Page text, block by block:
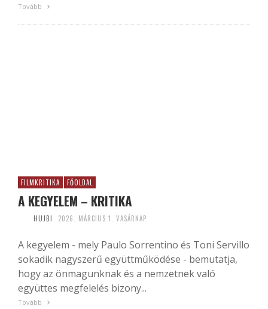
Tovább
FILMKRITIKA FŐOLDAL
A KEGYELEM – KRITIKA
HUJBI 2026. MÁRCIUS 1. VASÁRNAP
A kegyelem - mely Paulo Sorrentino és Toni Servillo
sokadik nagyszerű együttműködése - bemutatja,
hogy az önmagunknak és a nemzetnek való
együttes megfelelés bizony...
Tovább